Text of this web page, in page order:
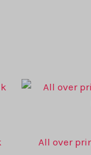
All over